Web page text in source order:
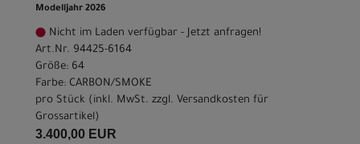
Modelljahr 2026
Nicht im Laden verfügbar - Jetzt anfragen!
Art.Nr. 94425-6164
Größe: 64
Farbe: CARBON/SMOKE
pro Stück (inkl. MwSt. zzgl. Versandkosten für
Grossartikel)
3.400,00 EUR